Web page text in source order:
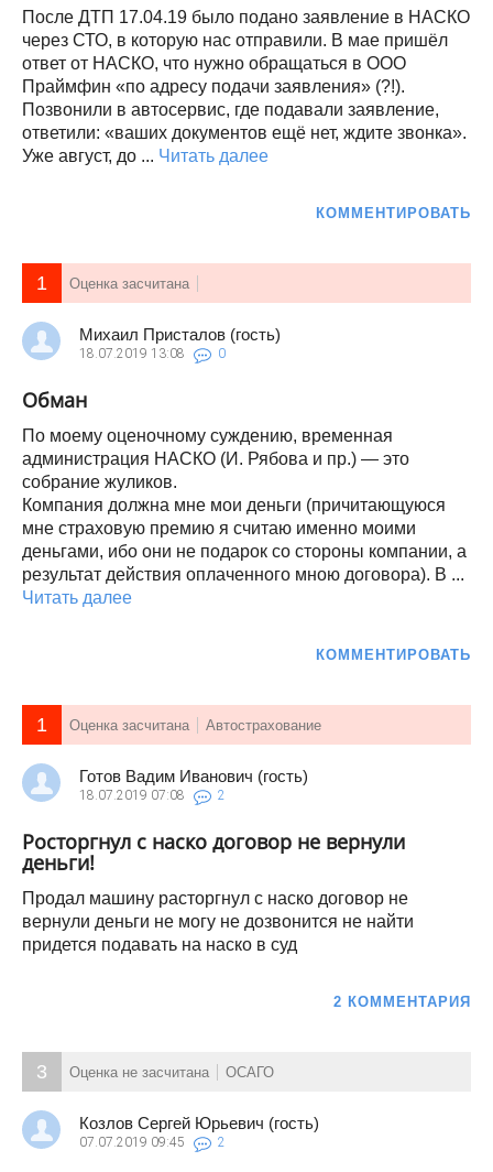
После ДТП 17.04.19 было подано заявление в НАСКО
через СТО, в которую нас отправили. В мае пришёл
ответ от НАСКО, что нужно обращаться в ООО
Праймфин «по адресу подачи заявления» (?!).
Позвонили в автосервис, где подавали заявление,
ответили: «ваших документов ещё нет, ждите звонка».
Уже август, до ... Читать далее
КОММЕНТИРОВАТЬ
1 Оценка засчитана
Михаил Присталов (гость)
18.07.2019 13:08 0
Обман
По моему оценочному суждению, временная
администрация НАСКО (И. Рябова и пр.) — это
собрание жуликов.
Компания должна мне мои деньги (причитающуюся
мне страховую премию я считаю именно моими
деньгами, ибо они не подарок со стороны компании, а
результат действия оплаченного мною договора). В ...
Читать далее
КОММЕНТИРОВАТЬ
1 Оценка засчитана Автострахование
Готов Вадим Иванович (гость)
18.07.2019 07:08 2
Росторгнул с наско договор не вернули
деньги!
Продал машину расторгнул с наско договор не
вернули деньги не могу не дозвонится не найти
придется подавать на наско в суд
2 КОММЕНТАРИЯ
3 Оценка не засчитана ОСАГО
Козлов Сергей Юрьевич (гость)
07.07.2019 09:45 2